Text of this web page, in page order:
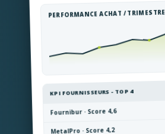
PERFORMANCE ACHAT / TRIMESTRE
KPI FOURNISSEURS - TOP 4
Fournibur · Score 4,6
MetalPro · Score 4,2